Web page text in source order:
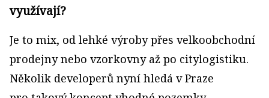
využívají?
Je to mix, od lehké výroby přes velkoobchodní
prodejny nebo vzorkovny až po citylogistiku.
Několik developerů nyní hledá v Praze